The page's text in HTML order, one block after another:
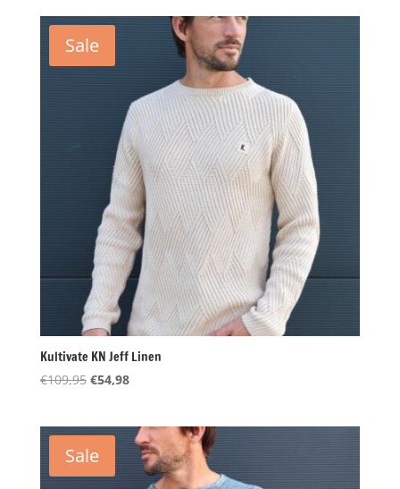
€99,95.
Sale
Kultivate KN Jeff Linen
€109,95 Oorspronkelijke
€109,95.
€54,98Huidige
€54,98.
Sale